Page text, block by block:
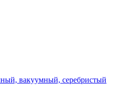
вакуумный, серебристый